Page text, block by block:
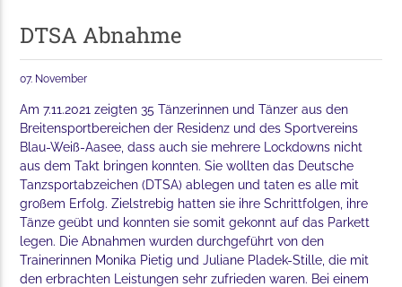
DTSA Abnahme
07. November
Am 7.11.2021 zeigten 35 Tänzerinnen und Tänzer aus den
Breitensportbereichen der Residenz und des Sportvereins
Blau-Weiß-Aasee, dass auch sie mehrere Lockdowns nicht
aus dem Takt bringen konnten. Sie wollten das Deutsche
Tanzsportabzeichen (DTSA) ablegen und taten es alle mit
großem Erfolg. Zielstrebig hatten sie ihre Schrittfolgen, ihre
Tänze geübt und konnten sie somit gekonnt auf das Parkett
legen. Die Abnahmen wurden durchgeführt von den
Trainerinnen Monika Pietig und Juliane Pladek-Stille, die mit
den erbrachten Leistungen sehr zufrieden waren. Bei einem